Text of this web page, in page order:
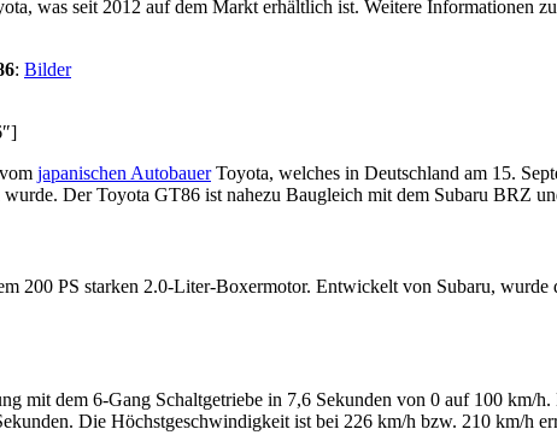
was seit 2012 auf dem Markt erhältlich ist. Weitere Informationen
: Bilder
japanischen AutobauerToyota, welches in Deutschland am 15.
wurde. Der Toyota GT86 ist nahezu Baugleich mit dem Subaru BRZ
200 PS starken 2.0-Liter-Boxermotor. Entwickelt von Subaru,
mit dem 6-Gang Schaltgetriebe in 7,6 Sekunden von 0 auf 100 km/
Die Höchstgeschwindigkeit ist bei 226 km/h bzw. 210 km/h